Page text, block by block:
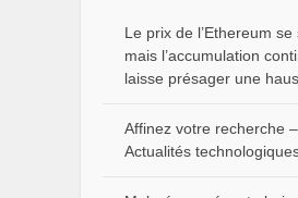
Le prix de l’Ethereum se
mais l’accumulation
laisse présager une
Affinez votre recherche –
Actualités